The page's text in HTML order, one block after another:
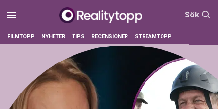
Sök
FILMTOPP NYHETER TIPS RECENSIONER STREAMTOPP